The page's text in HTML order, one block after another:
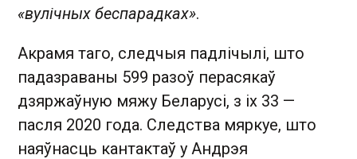
«вулічных беспарадках».
Акрамя таго, следчыя падлічылі, што
падазраваны 599 разоў перасякаў
дзяржаўную мяжу Беларусі, з іх 33 —
пасля 2020 года. Следства мяркуе, што
наяўнасць кантактаў у Андрэя